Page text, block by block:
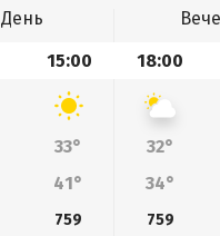
День
15:00 18:00
33° 32°
41° 34°
759 759